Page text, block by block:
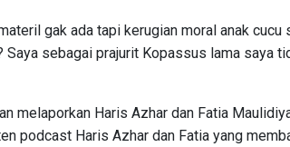
gak ada tapi kerugian moral anak cucu
Saya sebagai prajurit Kopassus lama saya
melaporkan Haris Azhar dan Fatia
podcast Haris Azhar dan Fatia yang